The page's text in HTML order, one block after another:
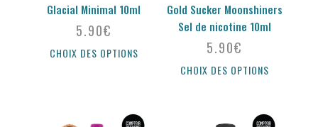
Glacial Minimal 10ml
5.90€
CHOIX DES OPTIONS
Gold Sucker Moonshiners
Sel de nicotine 10ml
5.90€
CHOIX DES OPTIONS